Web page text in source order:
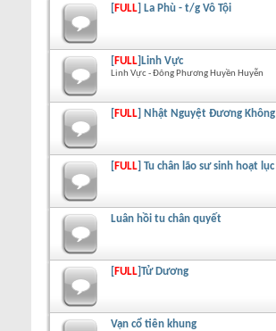
[ FULL] La Phù - t/g Vô Tội
[ FULL]Linh Vực
Linh Vực - Đông Phương Huyền Huyễn
[ FULL] Nhật Nguyệt Đương Không
[ FULL] Tu chân lão sư sinh hoạt lục
Luân hồi tu chân quyết
[ FULL]Tử Dương
Vạn cổ tiên khung